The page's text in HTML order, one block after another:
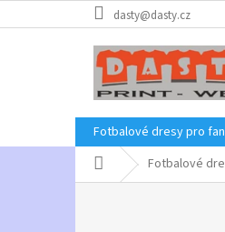
na
dasty@dasty.cz
Fotbalové dresy pro
Domů Fotbalové